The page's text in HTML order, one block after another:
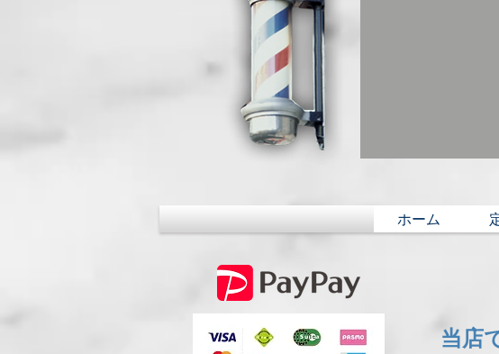
ホーム
当店